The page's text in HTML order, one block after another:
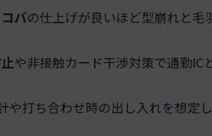
バの仕上げが良いほど型崩れと毛
や非接触カード干渉対策で通勤IC
や打ち合わせ時の出し入れを想定